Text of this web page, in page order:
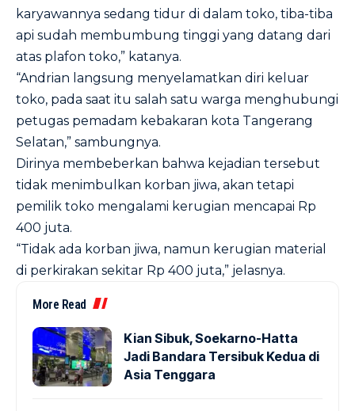
karyawannya sedang tidur di dalam toko, tiba-tiba
api sudah membumbung tinggi yang datang dari
atas plafon toko,” katanya.
“Andrian langsung menyelamatkan diri keluar
toko, pada saat itu salah satu warga menghubungi
petugas pemadam kebakaran kota Tangerang
Selatan,” sambungnya.
Dirinya membeberkan bahwa kejadian tersebut
tidak menimbulkan korban jiwa, akan tetapi
pemilik toko mengalami kerugian mencapai Rp
400 juta.
“Tidak ada korban jiwa, namun kerugian material
di perkirakan sekitar Rp 400 juta,” jelasnya.
More Read
Kian Sibuk, Soekarno-Hatta
Jadi Bandara Tersibuk Kedua di
Asia Tenggara